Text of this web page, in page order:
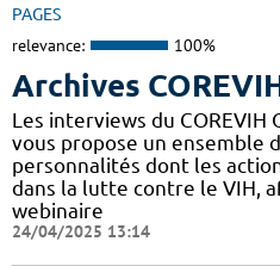
PAGES
relevance: 100%
Archives
Les interviews du COREVIH
vous propose un ensemble
personnalités dont les
dans la lutte contre le VIH,
webinaire
24/04/2025 13:14